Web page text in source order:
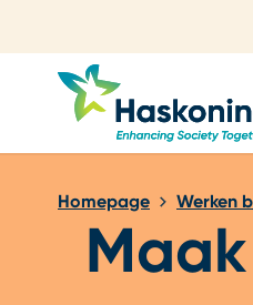
Homepage Werken